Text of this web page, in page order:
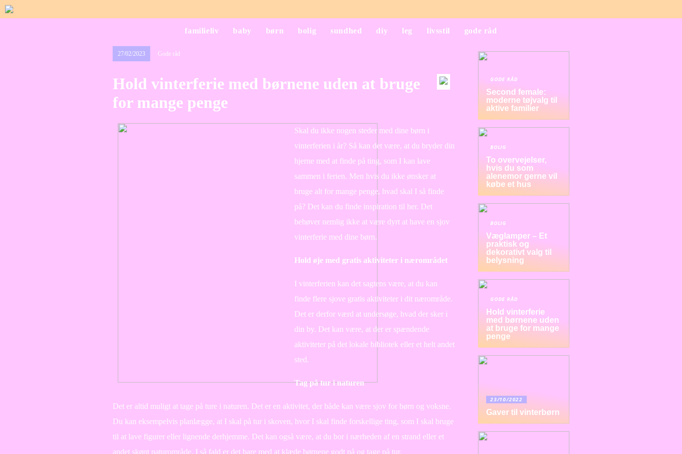
familieliv baby børn bolig sundhed diy leg livsstil gode råd
27/02/2023 Gode råd
Hold vinterferie med børnene uden at bruge
for mange penge
Skal du ikke nogen steder med dine børn i
vinterferien i år? Så kan det være, at du bryder din
hjerne med at finde på ting, som I kan lave
sammen i ferien. Men hvis du ikke ønsker at
bruge alt for mange penge, hvad skal I så finde
på? Det kan du finde inspiration til her. Det
behøver nemlig ikke at være dyrt at have en sjov
vinterferie med dine børn.
Hold øje med gratis aktiviteter i nærområdet
I vinterferien kan det sagtens være, at du kan
finde flere sjove gratis aktiviteter i dit nærområde.
Det er derfor værd at undersøge, hvad der sker i
din by. Det kan være, at der er spændende
aktiviteter på det lokale bibliotek eller et helt andet
sted.
Tag på tur i naturen
Det er altid muligt at tage på ture i naturen. Det er en aktivitet, der både kan være sjov for børn og voksne.
Du kan eksempelvis planlægge, at I skal på tur i skoven, hvor I skal finde forskellige ting, som I skal bruge
til at lave figurer eller lignende derhjemme. Det kan også være, at du bor i nærheden af en strand eller et
andet skønt naturområde. I så fald er det bare med at klæde børnene godt på og tage på tur.
GODE RÅD
Second female:
moderne tøjvalg til
aktive familier
BOLIG
To overvejelser,
hvis du som
alenemor gerne vil
købe et hus
BOLIG
Væglamper – Et
praktisk og
dekorativt valg til
belysning
GODE RÅD
Hold vinterferie
med børnene uden
at bruge for mange
penge
23/10/2022
Gaver til vinterbørn